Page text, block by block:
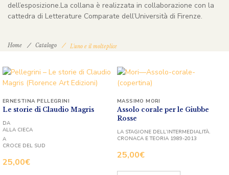
dell’esposizione.La collana è realizzata in collaborazione con la
cattedra di Letterature Comparate dell’Università di Firenze.
Home Catalogo L'uno e il molteplice
Le storie di Claudio Magris
25,00€
ERNESTINA PELLEGRINI
DA
ALLA CIECA
A
CROCE DEL SUD
Assolo corale per le Giubbe
Rosse
25,00€
MASSIMO MORI
LA STAGIONE DELL’INTERMEDIALITÀ.
CRONACA E TEORIA 1989-2013